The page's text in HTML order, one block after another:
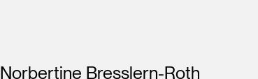
Künstler*innen
Norbertine Bresslern-Roth